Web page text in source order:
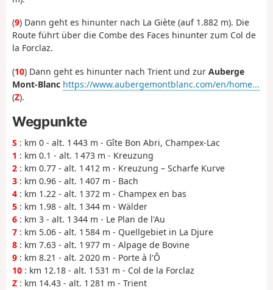
(9) Dann geht es hinunter nach La Giète (auf 1.882 m). Die
Route führt über die Combe des Faces hinunter zum Col de
la Forclaz.
(10) Dann geht es hinunter nach Trient und zur Auberge
Mont-Blanc https://www.aubergemontblanc.com/en/home...
(Z).
Wegpunkte
S : km 0 - alt. 1 443 m - Gîte Bon Abri, Champex-Lac
1 : km 0.1 - alt. 1 473 m - Kreuzung
2 : km 0.77 - alt. 1 412 m - Kreuzung – Scharfe Kurve
3 : km 0.96 - alt. 1 407 m - Bach
4 : km 1.22 - alt. 1 372 m - Champex en bas
5 : km 1.98 - alt. 1 344 m - Wälder
6 : km 3 - alt. 1 344 m - Le Plan de l'Au
7 : km 5.06 - alt. 1 584 m - Quellgebiet in La Djure
8 : km 7.63 - alt. 1 977 m - Alpage de Bovine
9 : km 8.21 - alt. 2 020 m - Porte à l'Ô
10 : km 12.18 - alt. 1 531 m - Col de la Forclaz
Z : km 14.43 - alt. 1 281 m - Trient